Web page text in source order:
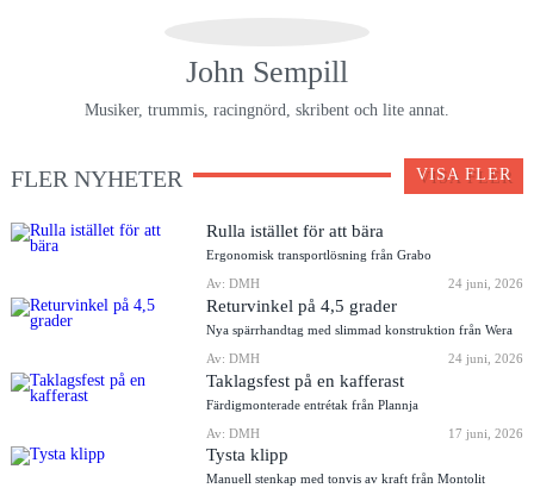
John Sempill
Musiker, trummis, racingnörd, skribent och lite annat.
FLER NYHETER VISA FLER
Rulla istället för att bära
Ergonomisk transportlösning från Grabo
Av: DMH
24 juni, 2026
Returvinkel på 4,5 grader
Nya spärrhandtag med slimmad konstruktion från Wera
Av: DMH
24 juni, 2026
Taklagsfest på en kafferast
Färdigmonterade entrétak från Plannja
Av: DMH
17 juni, 2026
Tysta klipp
Manuell stenkap med tonvis av kraft från Montolit